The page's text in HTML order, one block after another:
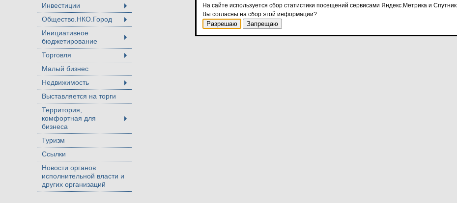
Инвестиции
Общество.НКО.Город
Инициативное
бюджетирование
Торговля
Малый бизнес
Недвижимость
Выставляется на торги
Территория,
комфортная для
бизнеса
Туризм
Ссылки
Новости органов
исполнительной власти и
других организаций
На сайте используется сбор статистики посещений сервисами Яндекс.Метрика и Спутник.
Вы согласны на сбор этой информации?
Разрешаю Запрещаю